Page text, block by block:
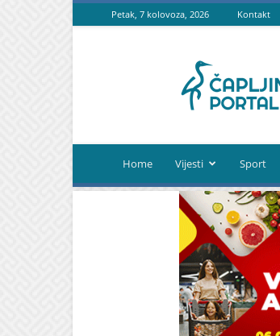
Petak, 7 kolovoza, 2026 Kontakt
portal
Home Vijesti Sport